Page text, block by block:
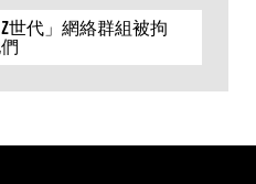
世代」網絡群組被拘